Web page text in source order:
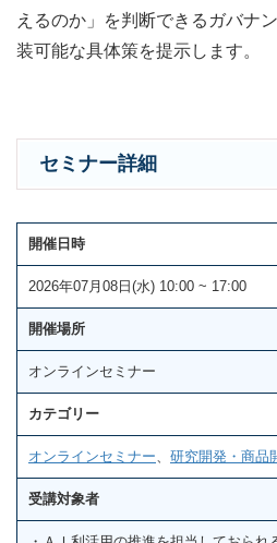
えるのか」を判断できるガバナ
装可能な具体策を提示します。
セミナー詳細
開催日時
2026年07月08日(水) 10:00 ~ 17:00
開催場所
オンラインセミナー
カテゴリー
オンラインセミナー、 研究開発・商品
受講対象者